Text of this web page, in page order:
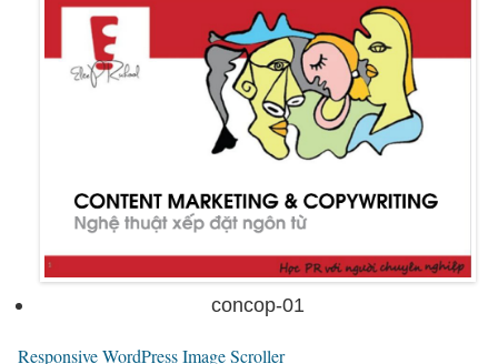
concop-01
Responsive WordPress Image Scroller